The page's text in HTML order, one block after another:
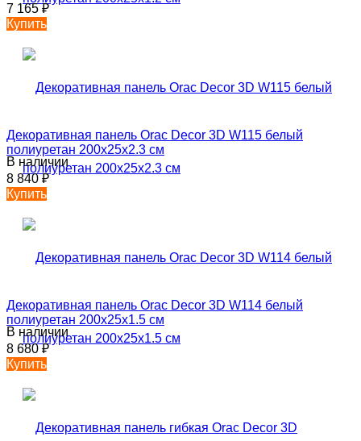
7 165₽
Купить
Декоративная панель Orac Decor 3D W115 белый
полиуретан 200x25x2.3 см
В наличии
8 840₽
Купить
Декоративная панель Orac Decor 3D W114 белый
полиуретан 200х25х1.5 см
В наличии
8 680₽
Купить